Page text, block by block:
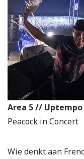
Area 5 //
Peacock in Concert
Wie denkt aan